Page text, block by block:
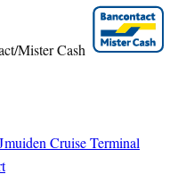
Mister Cash
Cruise Terminal